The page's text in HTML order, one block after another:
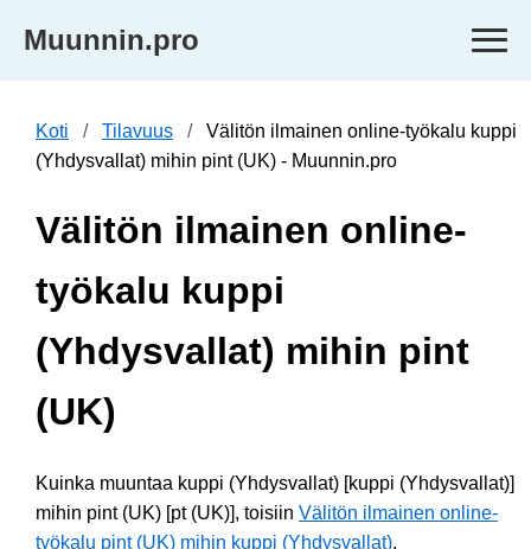
Muunnin.pro
Koti Tilavuus
Välitön ilmainen online-työkalu kuppi
(Yhdysvallat) mihin pint (UK) - Muunnin.pro
Välitön ilmainen online-
työkalu kuppi
(Yhdysvallat) mihin pint
(UK)
Kuinka muuntaa kuppi (Yhdysvallat) [kuppi (Yhdysvallat)]
mihin pint (UK) [pt (UK)], toisiin Välitön ilmainen online-
työkalu pint (UK) mihin kuppi (Yhdysvallat).